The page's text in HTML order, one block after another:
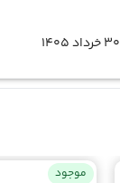
۳۰ خرداد ۱۴۰۵
موجود